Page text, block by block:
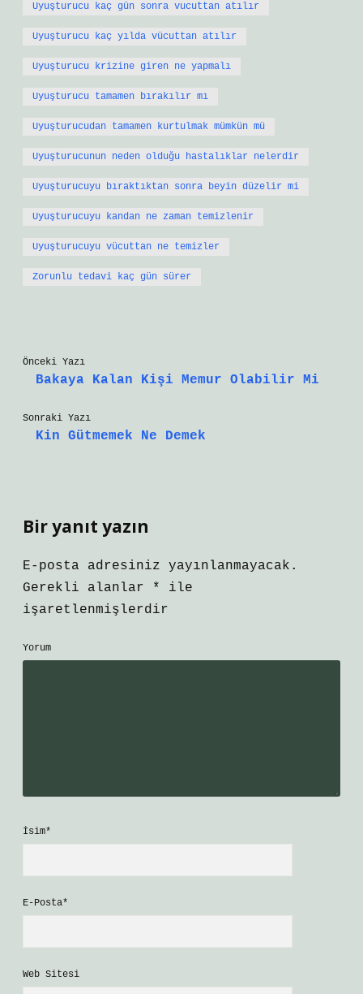
Uyuşturucu kaç gün sonra vucuttan atılır
Uyuşturucu kaç yılda vücuttan atılır
Uyuşturucu krizine giren ne yapmalı
Uyuşturucu tamamen bırakılır mı
Uyuşturucudan tamamen kurtulmak mümkün mü
Uyuşturucunun neden olduğu hastalıklar nelerdir
Uyuşturucuyu bıraktıktan sonra beyin düzelir mi
Uyuşturucuyu kandan ne zaman temizlenir
Uyuşturucuyu vücuttan ne temizler
Zorunlu tedavi kaç gün sürer
Önceki Yazı
Bakaya Kalan Kişi Memur Olabilir Mi
Sonraki Yazı
Kin Gütmemek Ne Demek
Bir yanıt yazın
E-posta adresiniz yayınlanmayacak.
Gerekli alanlar
*
ile
işaretlenmişlerdir
Yorum
İsim*
E-Posta*
Web Sitesi